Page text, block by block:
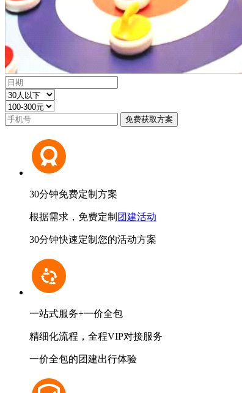
30分钟免费定制方案
根据需求，免费定制 团建活动
30分钟快速定制您的活动方案
一站式服务+一价全包
精细化流程，全程VIP对接服务
一价全包的团建出行体验